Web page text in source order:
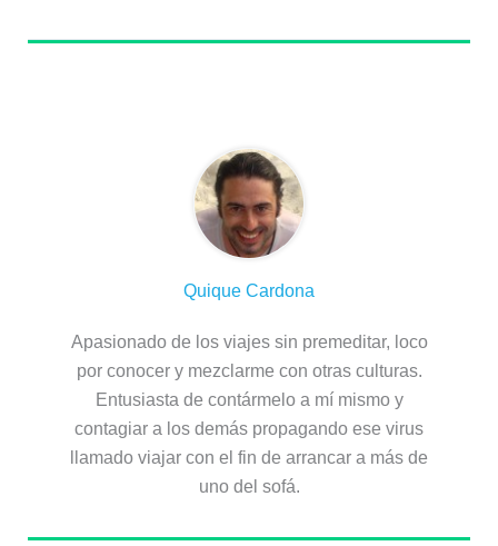
Quique Cardona
Apasionado de los viajes sin premeditar, loco
por conocer y mezclarme con otras culturas.
Entusiasta de contármelo a mí mismo y
contagiar a los demás propagando ese virus
llamado viajar con el fin de arrancar a más de
uno del sofá.